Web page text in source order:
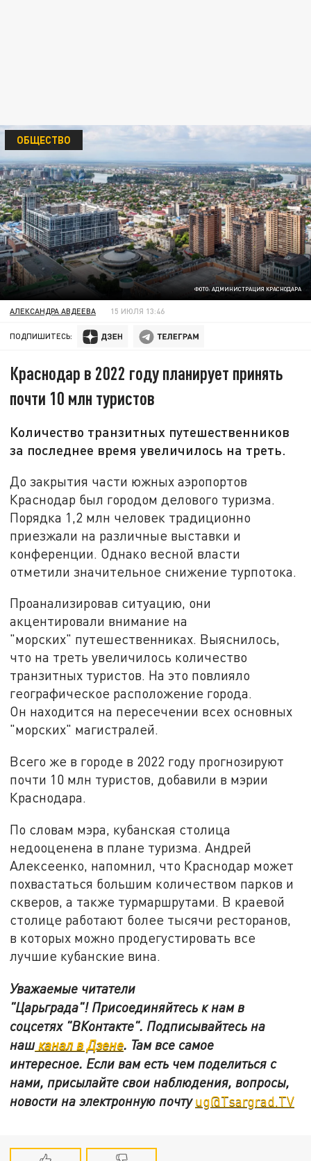
ФОТО: АДМИНИСТРАЦИЯ КРАСНОДАРА
ОБЩЕСТВО
АЛЕКСАНДРА АВДЕЕВА 15 ИЮЛЯ 13:46
ПОДПИШИТЕСЬ:
Краснодар в 2022 году планирует принять
почти 10 млн туристов
Количество транзитных путешественников
за последнее время увеличилось на треть.
До закрытия части южных аэропортов
Краснодар был городом делового туризма.
Порядка 1,2 млн человек традиционно
приезжали на различные выставки и
конференции. Однако весной власти
отметили значительное снижение турпотока.
Проанализировав ситуацию, они
акцентировали внимание на
"морских" путешественниках. Выяснилось,
что на треть увеличилось количество
транзитных туристов. На это повлияло
географическое расположение города.
Он находится на пересечении всех основных
"морских" магистралей.
Всего же в городе в 2022 году прогнозируют
почти 10 млн туристов, добавили в мэрии
Краснодара.
По словам мэра, кубанская столица
недооценена в плане туризма. Андрей
Алексеенко, напомнил, что Краснодар может
похвастаться большим количеством парков и
скверов, а также турмаршрутами. В краевой
столице работают более тысячи ресторанов,
в которых можно продегустировать все
лучшие кубанские вина.
Уважаемые читатели
"Царьграда"! Присоединяйтесь к нам в
соцсетях "ВКонтакте". Подписывайтесь на
нашканал в Дзене. Там все самое
интересное. Если вам есть чем поделиться с
нами, присылайте свои наблюдения, вопросы,
новости на электронную почтуug@Tsargrad.TV